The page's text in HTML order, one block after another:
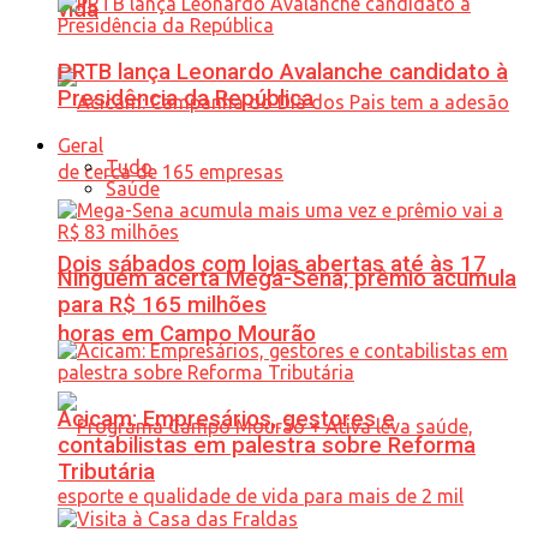
vida
Dois sábados com lojas abertas até às 17
horas em Campo Mourão
PRTB lança Leonardo Avalanche candidato à
Presidência da República
Geral
Tudo
Saúde
Ninguém acerta Mega-Sena; prêmio acumula
para R$ 165 milhões
Acicam: Empresários, gestores e
contabilistas em palestra sobre Reforma
Tributária